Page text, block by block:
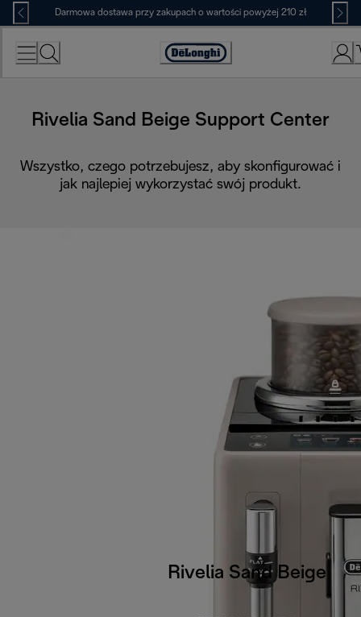
Skip
to
Content
Darmowa dostawa przy zakupach o wartości powyżej 210 zł
Deklaracja
Rivelia Sand Beige Support Center
Wszystko, czego potrzebujesz, aby skonfigurować i
jak najlepiej wykorzystać swój produkt.
Rivelia Sand Beige